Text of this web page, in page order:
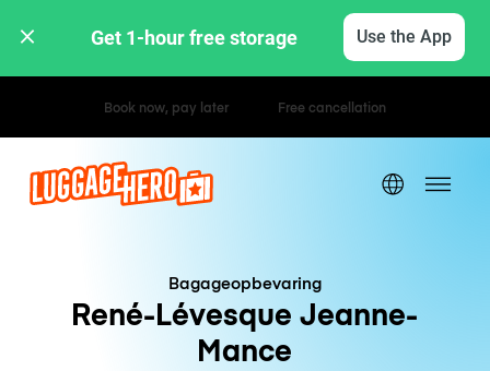
Get 1-hour free storage Use the App
Hourly / Daily Rates
Bagageopbevaring
René-Lévesque Jeanne-
Mance